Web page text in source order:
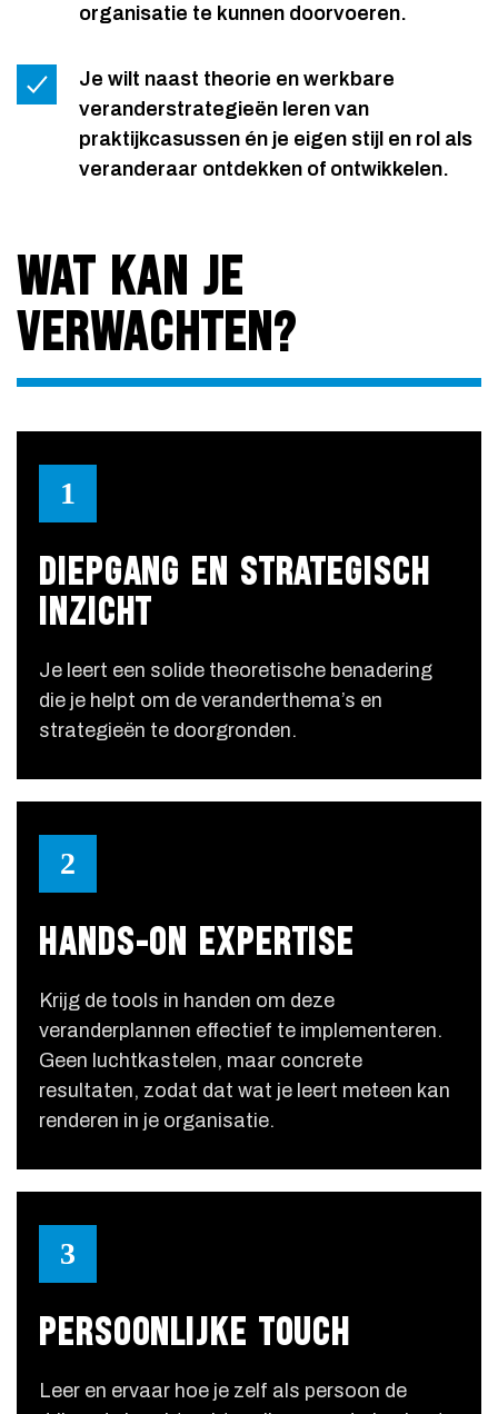
organisatie te kunnen doorvoeren.
Je wilt naast theorie en werkbare
veranderstrategieën leren van
praktijkcasussen én je eigen stijl en rol als
veranderaar ontdekken of ontwikkelen.
WAT KAN JE
VERWACHTEN?
1
DIEPGANG EN STRATEGISCH
INZICHT
Je leert een solide theoretische benadering
die je helpt om de veranderthema’s en
strategieën te doorgronden.
2
HANDS-ON EXPERTISE
Krijg de tools in handen om deze
veranderplannen effectief te implementeren.
Geen luchtkastelen, maar concrete
resultaten, zodat dat wat je leert meteen kan
renderen in je organisatie.
3
PERSOONLIJKE TOUCH
Leer en ervaar hoe je zelf als persoon de